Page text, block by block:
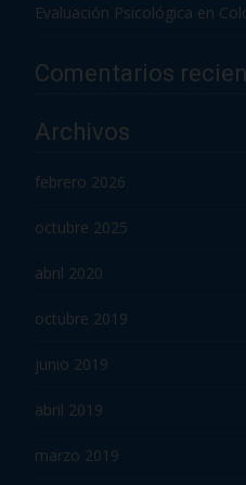
Evaluación Psicológica en
Comentarios
Archivos
febrero 2026
octubre 2025
abril 2020
octubre 2019
junio 2019
abril 2019
marzo 2019